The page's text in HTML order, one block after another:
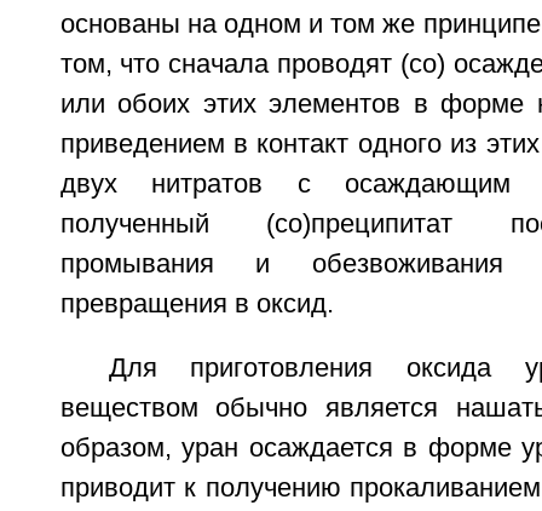
основаны на одном и том же
том, что сначала проводят (со)
или обоих этих элементов в форме
приведением в контакт одного из
двух нитратов с осаждающим
полученный (со)преципитат
промывания и обезвоживания
превращения в оксид.
Для приготовления оксида
веществом обычно является
образом, уран осаждается в форме
приводит к получению